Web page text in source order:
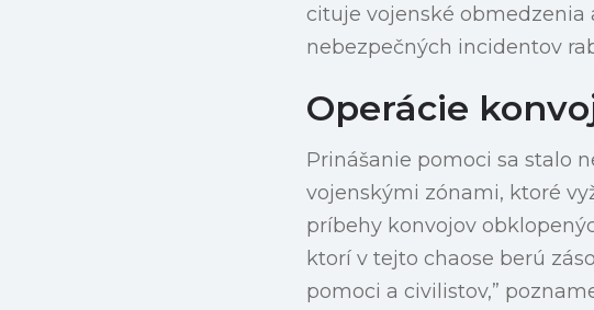
cituje vojenské obmedzenia
nebezpečných incidentov
Operácie
Prinášanie pomoci sa stalo
vojenskými zónami, ktoré
príbehy konvojov
ktorí v tejto chaose berú
pomoci a civilistov,”